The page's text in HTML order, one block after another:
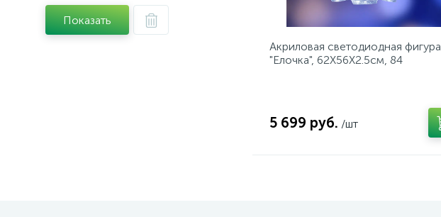
Показать
Акриловая светодиодная фигура
"Елочка", 62X56X2.5см, 84
5 699 руб. /шт